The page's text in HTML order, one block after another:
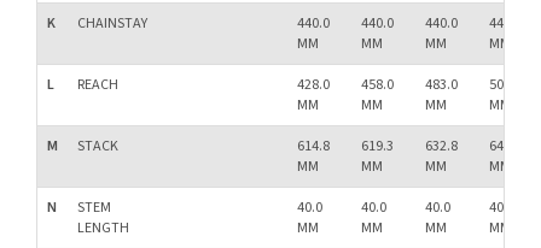
K
CHAINSTAY
440.0
MM
440.0
MM
440.0
MM
440.0
MM
L
REACH
428.0
MM
458.0
MM
483.0
MM
508.0
MM
M
STACK
614.8
MM
619.3
MM
632.8
MM
641.7
MM
N
STEM
LENGTH
40.0
MM
40.0
MM
40.0
MM
40.0
MM